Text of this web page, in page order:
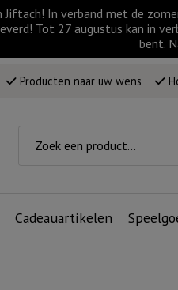
Jiftach! In verband met de
Tot 27 augustus kan in
bent.
Producten naar uw wens
Cadeauartikelen